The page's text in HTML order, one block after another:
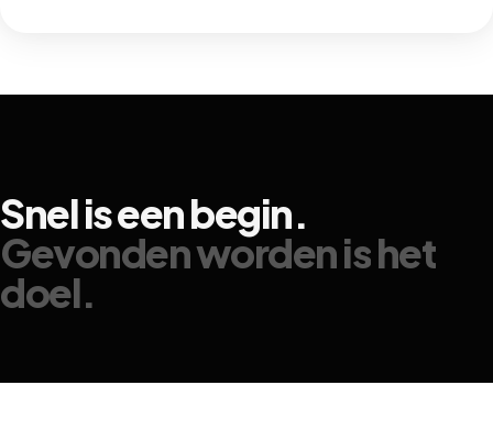
Sneliseenbegin.
Gevondenwordenishet
doel.